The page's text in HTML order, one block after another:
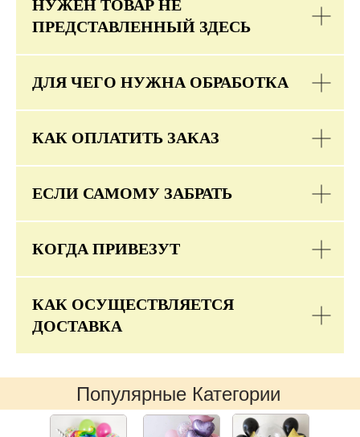
НУЖЕН ТОВАР НЕ
ПРЕДСТАВЛЕННЫЙ ЗДЕСЬ
ДЛЯ ЧЕГО НУЖНА ОБРАБОТКА
КАК ОПЛАТИТЬ ЗАКАЗ
ЕСЛИ САМОМУ ЗАБРАТЬ
КОГДА ПРИВЕЗУТ
КАК ОСУЩЕСТВЛЯЕТСЯ
ДОСТАВКА
Популярные Категории